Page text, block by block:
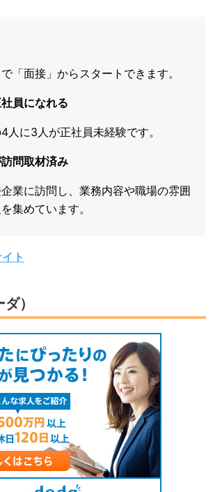
「面接」からスタートできます。
員になれる
人に3人が正社員未経験です。
問取材済み
業に訪問し、業務内容や職場の雰囲
集めています。
ト
）